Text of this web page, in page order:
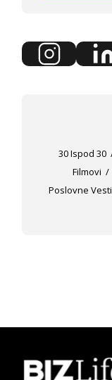
30 Ispod 30
Filmovi
Poslovne Vesti